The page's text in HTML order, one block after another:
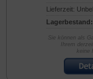
Lieferzeit:
Lagerbestand:
Sie können als
Ihrem
keine